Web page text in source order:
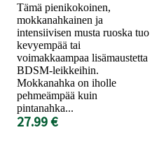
Tämä pienikokoinen,
mokkanahkainen ja
intensiivisen musta ruoska tuo
kevyempää tai
voimakkaampaa lisämaustetta
BDSM-leikkeihin.
Mokkanahka on iholle
pehmeämpää kuin
pintanahka...
27.99 €